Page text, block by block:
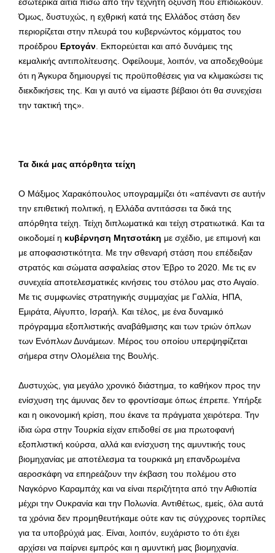
Όμως, δυστυχώς, η εχθρική κατά της Ελλάδος στάση δεν
περιορίζεται στην πλευρά του κυβερνώντος κόμματος του
προέδρου Ερτογάν . Εκπορεύεται και από δυνάμεις της
κεμαλικής αντιπολίτευσης. Οφείλουμε, λοιπόν, να αποδεχθούμε
ότι η Άγκυρα δημιουργεί τις προϋποθέσεις για να κλιμακώσει τις
διεκδικήσεις της. Και γι αυτό να είμαστε βέβαιοι ότι θα συνεχίσει
την τακτική της».
Τα δικά μας απόρθητα τείχη
Ο Μάξιμος Χαρακόπουλος υπογραμμίζει ότι «απέναντι σε αυτήν
την επιθετική πολιτική, η Ελλάδα αντιτάσσει τα δικά της
απόρθητα τείχη. Τείχη διπλωματικά και τείχη στρατιωτικά. Και τα
οικοδομεί η κυβέρνηση Μητσοτάκη με σχέδιο, με επιμονή και
με αποφασιστικότητα. Με την σθεναρή στάση που επέδειξαν
στρατός και σώματα ασφαλείας στον Έβρο το 2020. Με τις εν
συνεχεία αποτελεσματικές κινήσεις του στόλου μας στο Αιγαίο.
Με τις συμφωνίες στρατηγικής συμμαχίας με Γαλλία, ΗΠΑ,
Εμιράτα, Αίγυπτο, Ισραήλ. Και τέλος, με ένα δυναμικό
πρόγραμμα εξοπλιστικής αναβάθμισης και των τριών όπλων
των Ενόπλων Δυνάμεων. Μέρος του οποίου υπερψηφίζεται
σήμερα στην Ολομέλεια της Βουλής.
Δυστυχώς, για μεγάλο χρονικό διάστημα, το καθήκον προς την
ενίσχυση της άμυνας δεν το φροντίσαμε όπως έπρεπε. Υπήρξε
και η οικονομική κρίση, που έκανε τα πράγματα χειρότερα. Την
ίδια ώρα στην Τουρκία είχαν επιδοθεί σε μια πρωτοφανή
εξοπλιστική κούρσα, αλλά και ενίσχυση της αμυντικής τους
βιομηχανίας με αποτέλεσμα τα τουρκικά μη επανδρωμένα
αεροσκάφη να επηρεάζουν την έκβαση του πολέμου στο
Ναγκόρνο Καραμπάχ και να είναι περιζήτητα από την Αιθιοπία
μέχρι την Ουκρανία και την Πολωνία. Αντιθέτως, εμείς, όλα αυτά
τα χρόνια δεν προμηθευτήκαμε ούτε καν τις σύγχρονες τορπίλες
για τα υποβρύχιά μας. Είναι, λοιπόν, ευχάριστο το ότι έχει
αρχίσει να παίρνει εμπρός και η αμυντική μας βιομηχανία.